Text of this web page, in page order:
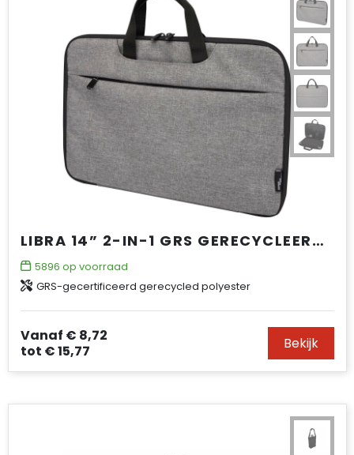
LIBRA 14” 2-IN-1 GRS GERECYCLEERDE LAPTOPHOES 3L
5896 op voorraad
GRS-gecertificeerd gerecycled polyester
Vanaf € 8,72
tot € 15,77 Bekijk